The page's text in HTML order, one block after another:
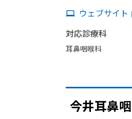
ウェブサイト
対応診療科
耳鼻咽喉科
今井耳鼻